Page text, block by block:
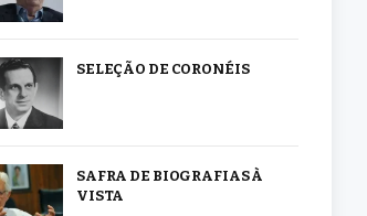
SELEÇÃO DE CORONÉIS
SAFRA DE BIOGRAFIAS À
VISTA